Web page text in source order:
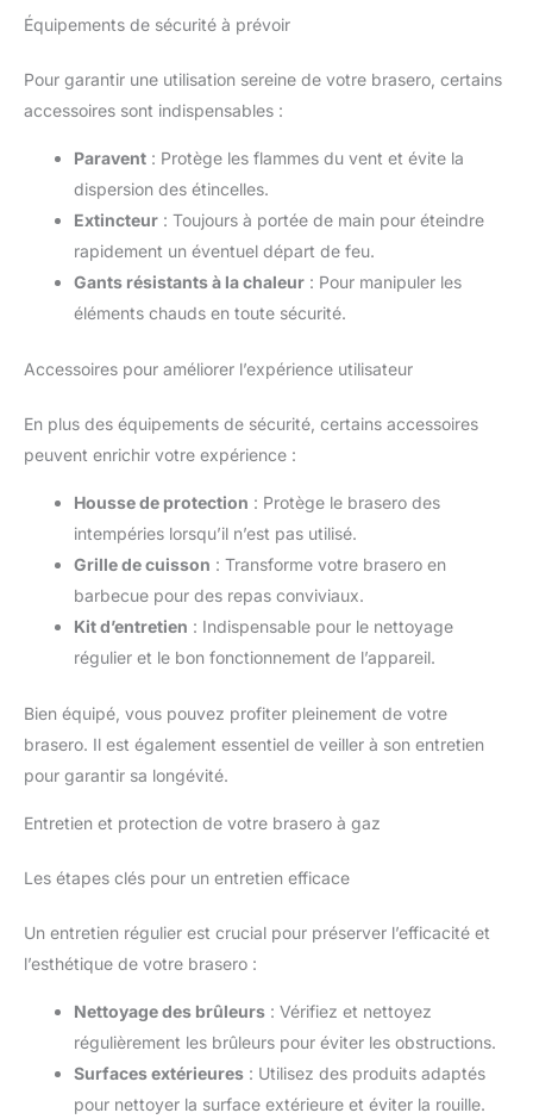
Équipements de sécurité à prévoir
Pour garantir une utilisation sereine de votre brasero, certains
accessoires sont indispensables :
Paravent : Protège les flammes du vent et évite la
dispersion des étincelles.
Extincteur : Toujours à portée de main pour éteindre
rapidement un éventuel départ de feu.
Gants résistants à la chaleur : Pour manipuler les
éléments chauds en toute sécurité.
Accessoires pour améliorer l’expérience utilisateur
En plus des équipements de sécurité, certains accessoires
peuvent enrichir votre expérience :
Housse de protection : Protège le brasero des
intempéries lorsqu’il n’est pas utilisé.
Grille de cuisson : Transforme votre brasero en
barbecue pour des repas conviviaux.
Kit d’entretien : Indispensable pour le nettoyage
régulier et le bon fonctionnement de l’appareil.
Bien équipé, vous pouvez profiter pleinement de votre
brasero. Il est également essentiel de veiller à son entretien
pour garantir sa longévité.
Entretien et protection de votre brasero à gaz
Les étapes clés pour un entretien efficace
Un entretien régulier est crucial pour préserver l’efficacité et
l’esthétique de votre brasero :
Nettoyage des brûleurs : Vérifiez et nettoyez
régulièrement les brûleurs pour éviter les obstructions.
Surfaces extérieures : Utilisez des produits adaptés
pour nettoyer la surface extérieure et éviter la rouille.